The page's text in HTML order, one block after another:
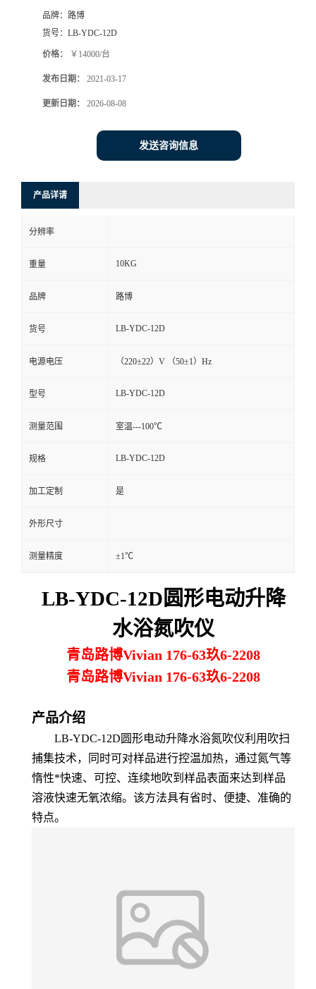
系
言
品牌： 路博
货号： LB-YDC-12D
价格： ￥14000/台
发布日期： 2021-03-17
更新日期： 2026-08-08
发送咨询信息
产品详请
分辨率
重量 10KG
品牌 路博
货号 LB-YDC-12D
电源电压 （220±22）V （50±1）Hz
型号 LB-YDC-12D
测量范围 室温---100℃
规格 LB-YDC-12D
加工定制 是
外形尺寸
测量精度 ±1℃
LB-YDC-12D圆形电动升降
水浴氮吹仪
青岛路博Vivian 176-63玖6-2208
青岛路博Vivian 176-63玖6-2208
产品介绍
LB-YDC-12D 圆形电动升降水浴氮吹仪利用吹扫
捕集技术，同时可对样品进行控温加热，通过氮气等
惰性*快速、可控、连续地吹到样品表面来达到样品
溶液快速无氧浓缩。该方法具有省时、便捷、准确的
特点。